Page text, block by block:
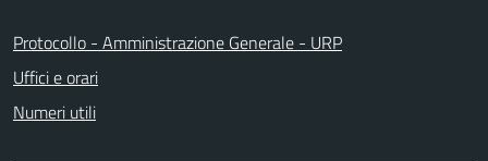
Protocollo - Amministrazione Generale - URP
Uffici e orari
Numeri utili